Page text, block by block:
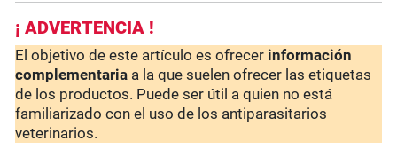
¡ ADVERTENCIA !
El objetivo de este artículo es ofrecer información
complementaria a la que suelen ofrecer las etiquetas
de los productos. Puede ser útil a quien no está
familiarizado con el uso de los antiparasitarios
veterinarios.